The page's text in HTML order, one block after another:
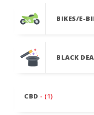
BIKES/E-
BLACK
CBD - (1)